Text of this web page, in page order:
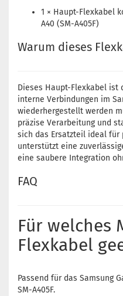
1 × Haupt-Flexkabel
A40 (SM-A405F)
Warum dieses
Dieses Haupt-Flexkabel ist
interne Verbindungen im
wiederhergestellt werden
präzise Verarbeitung und
sich das Ersatzteil ideal für
unterstützt eine
eine saubere Integration
FAQ
Für welches
Flexkabel
Passend für das Samsung
SM-A405F.